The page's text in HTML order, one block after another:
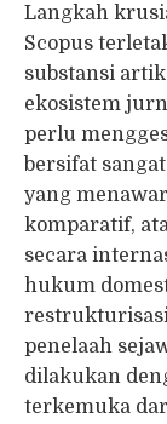
Langkah
Scopus
substansi
ekosistem
perlu
bersifat
yang
komparatif,
secara
hukum
penelaah
dilakukan
terkemuka